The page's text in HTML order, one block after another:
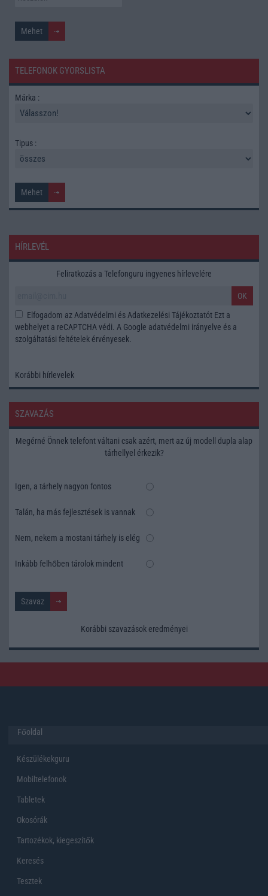
TELEFONOK GYORSLISTA
Márka :
Tipus :
HÍRLEVÉL
Feliratkozás a Telefonguru ingyenes hírlevelére
OK
Elfogadom az Adatvédelmi és Adatkezelési Tájékoztatót Ezt a
webhelyet a reCAPTCHA védi. A Google adatvédelmi irányelve és a
szolgáltatási feltételek érvényesek.
Korábbi hírlevelek
SZAVAZÁS
Megérné Önnek telefont váltani csak azért, mert az új modell dupla alap
tárhellyel érkezik?
Igen, a tárhely nagyon fontos
Talán, ha más fejlesztések is vannak
Nem, nekem a mostani tárhely is elég
Inkább felhőben tárolok mindent
Korábbi szavazások eredményei
Főoldal
Készülékekguru
Mobiltelefonok
Tabletek
Okosórák
Tartozékok, kiegeszítők
Keresés
Tesztek